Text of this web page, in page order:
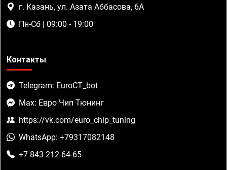
г. Казань, ул. Азата Аббасова, 6А
Пн-Сб | 09:00 - 19:00
Контакты
Telegram: EuroCT_bot
Max: Евро Чип Тюнинг
https://vk.com/euro_chip_tuning
WhatsApp: +79317082148
+7 843 212-64-65